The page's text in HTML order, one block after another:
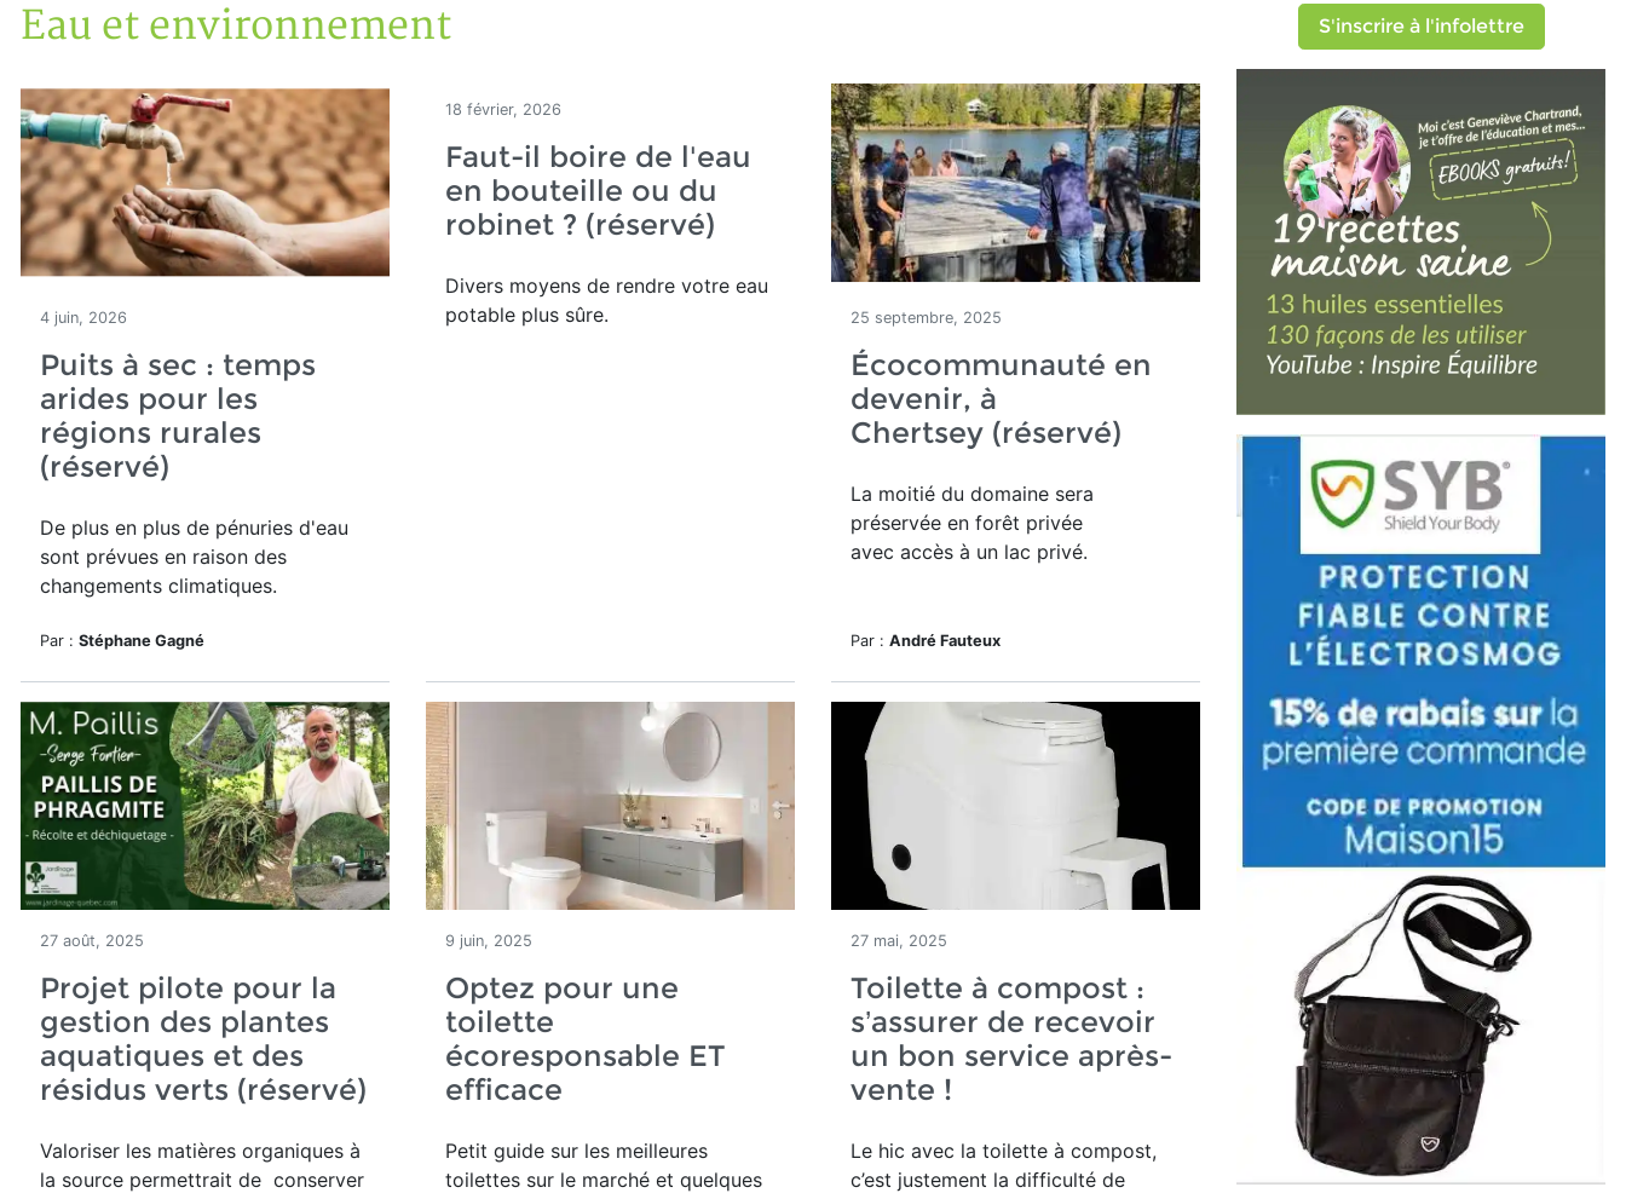
Accueil
Articles
Eau et environnement
Eau et environnement
4 juin, 2026
Puits à sec : temps
arides pour les
régions rurales
(réservé)
De plus en plus de pénuries d'eau
sont prévues en raison des
changements climatiques.
Par : Stéphane Gagné
18 février, 2026
Faut-il boire de l'eau
en bouteille ou du
robinet ? (réservé)
Divers moyens de rendre votre eau
potable plus sûre.
25 septembre, 2025
Écocommunauté en
devenir, à
Chertsey (réservé)
La moitié du domaine sera
préservée en forêt privée
avec accès à un lac privé.
Par : André Fauteux
27 août, 2025
Projet pilote pour la
gestion des plantes
aquatiques et des
résidus verts (réservé)
Valoriser les matières organiques à
la source permettrait de conserver
9 juin, 2025
Optez pour une
toilette
écoresponsable ET
efficace
Petit guide sur les meilleures
toilettes sur le marché et quelques
27 mai, 2025
Toilette à compost :
s’assurer de recevoir
un bon service après-
vente !
Le hic avec la toilette à compost,
c’est justement la difficulté de
S'inscrire à l'infolettre